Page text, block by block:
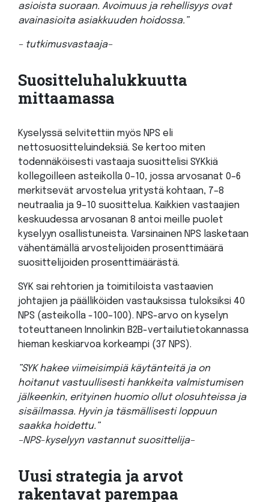
asioista suoraan. Avoimuus ja rehellisyys ovat
avainasioita asiakkuuden hoidossa. ”
– tutkimusvastaaja–
Suositteluhalukkuutta
mittaamassa
Kyselyssä selvitettiin myös NPS eli
nettosuositteluindeksiä. Se kertoo miten
todennäköisesti vastaaja suosittelisi SYKkiä
kollegoilleen asteikolla 0–10, jossa arvosanat 0–6
merkitsevät arvostelua yritystä kohtaan, 7–8
neutraalia ja 9–10 suosittelua. Kaikkien vastaajien
keskuudessa arvosanan 8 antoi meille puolet
kyselyyn osallistuneista. Varsinainen NPS lasketaan
vähentämällä arvostelijoiden prosenttimäärä
suosittelijoiden prosenttimäärästä.
SYK sai rehtorien ja toimitiloista vastaavien
johtajien ja päälliköiden vastauksissa tuloksiksi 40
NPS (asteikolla -100–100). NPS-arvo on kyselyn
toteuttaneen Innolinkin B2B-vertailutietokannassa
hieman keskiarvoa korkeampi (37 NPS).
”SYK hakee viimeisimpiä käytänteitä ja on
hoitanut vastuullisesti hankkeita valmistumisen
jälkeenkin, erityinen huomio ollut olosuhteissa ja
sisäilmassa. Hyvin ja täsmällisesti loppuun
saakka hoidettu.”
–NPS-kyselyyn vastannut suosittelija–
Uusi strategia ja arvot
rakentavat parempaa